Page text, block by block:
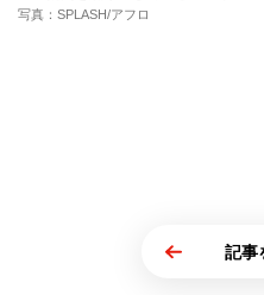
写真：SPLASH/アフロ
記事